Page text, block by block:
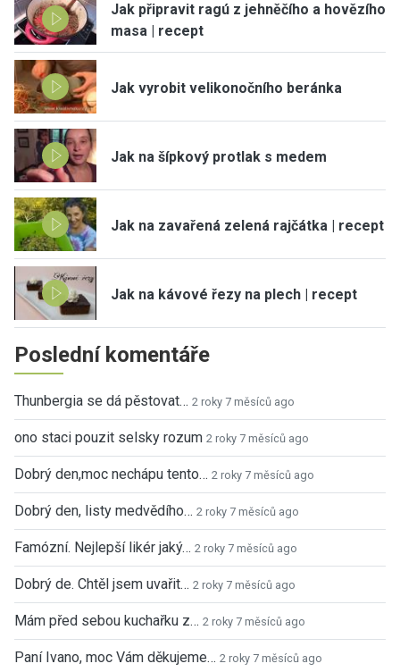
Jak připravit ragú z jehněčího a hovězího
masa | recept
Jak vyrobit velikonočního beránka
Jak na šípkový protlak s medem
Jak na zavařená zelená rajčátka | recept
Jak na kávové řezy na plech | recept
Poslední komentáře
Thunbergia se dá pěstovat… 2 roky 7 měsíců ago
ono staci pouzit selsky rozum 2 roky 7 měsíců ago
Dobrý den,moc nechápu tento… 2 roky 7 měsíců ago
Dobrý den, listy medvědího… 2 roky 7 měsíců ago
Famózní. Nejlepší likér jaký… 2 roky 7 měsíců ago
Dobrý de. Chtěl jsem uvařit… 2 roky 7 měsíců ago
Mám před sebou kuchařku z… 2 roky 7 měsíců ago
Paní Ivano, moc Vám děkujeme… 2 roky 7 měsíců ago